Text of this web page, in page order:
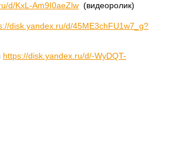
d/KxL-Am9I0aeZlw (видеоролик)
disk.yandex.ru/d/45ME3chFU1w7_g?
https://disk.yandex.ru/d/-WyDQT-